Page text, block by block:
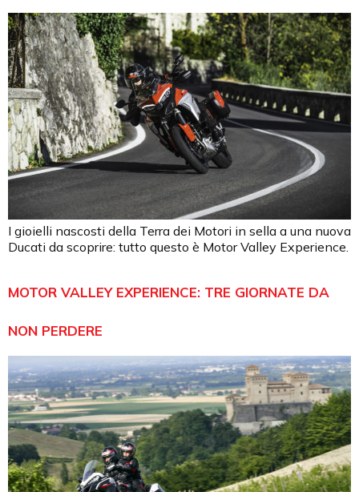
I gioielli nascosti della Terra dei Motori in sella a una nuova
Ducati da scoprire: tutto questo è Motor Valley Experience.
MOTOR VALLEY EXPERIENCE: TRE GIORNATE DA
NON PERDERE